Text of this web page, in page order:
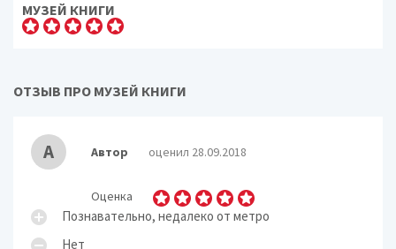
МУЗЕЙ КНИГИ
ОТЗЫВ ПРО МУЗЕЙ КНИГИ
А Автор оценил 28.09.2018
Оценка
Познавательно, недалеко от метро
Нет